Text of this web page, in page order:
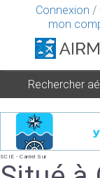
Connexion /
mon
Rechercher
SCIE - Carriel Sur